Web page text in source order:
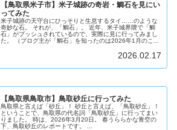
【鳥取県米子市】米子城跡の奇岩・鯛石を見にい
ってみた
米子城跡の天守台にひっそりと生息するタイ……のような
奇妙な石。 それが、「鯛石」。 近年、米子城界隈で「鯛
石」がプッシュされているので、実際に見に行ってみまし
た。 （ブログ主が「鯛石」を知ったのは2026年1月のこ...
2026.02.17
【鳥取県鳥取市】鳥取砂丘に行ってみた
鳥取県と言えば「砂丘」！ 砂丘と言えば、「鳥取砂丘」！
ということで、鳥取県の代名詞「鳥取砂丘」に行ってまい
りました。 時は、2026年3月20日。 春うららかな青空の
下、鳥取砂丘のレポートです。 ...